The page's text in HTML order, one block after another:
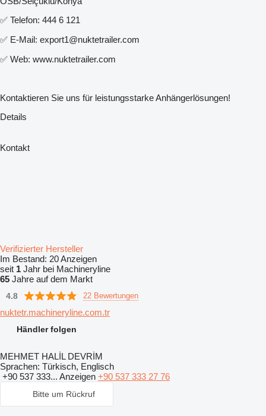
✅ Telefon: 444 6 121
✅ E-Mail: export1@nuktetrailer.com
✅ Web: www.nuktetrailer.com
Kontaktieren Sie uns für leistungsstarke Anhängerlösungen!
Details
Kontakt
Verifizierter Hersteller
Im Bestand: 20 Anzeigen
seit 1 Jahr bei Machineryline
65 Jahre auf dem Markt
4.8 22 Bewertungen
nuktetr.machineryline.com.tr
Händler folgen
MEHMET HALİL DEVRİM
Sprachen: Türkisch, Englisch
+90 537 333... Anzeigen +90 537 333 27 76
Bitte um Rückruf